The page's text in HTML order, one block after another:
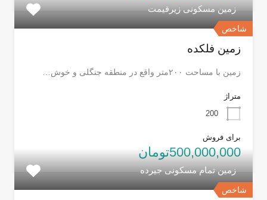
شاخص
زمین مسکونی زیرقیمت
زمین فلکده
زمین با مساحت ۲۰۰متر واقع در منطقه جنگلی و خوش…
متراژ
200
برای فروش
500,000,000تومان
شاخص
زمین تمام مسکونی جیرده